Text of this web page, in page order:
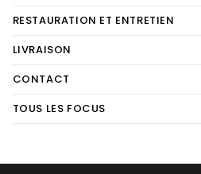
RESTAURATION ET ENTRETIEN
LIVRAISON
CONTACT
TOUS LES FOCUS